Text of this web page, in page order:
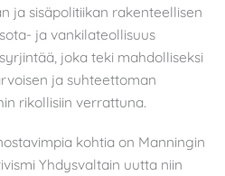
ja sisäpolitiikan rakenteellisen
ja vankilateollisuus
joka teki mahdolliseksi
ja suhteettoman
rikollisiin verrattuna.
kohtia on Manningin
Yhdysvaltain uutta niin